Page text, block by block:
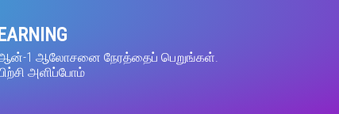
ஆன்-1 ஆலோசனை நேரத்தைப் பெறுங்கள்.
அளிப்போம்